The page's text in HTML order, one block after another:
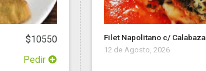
$10550
Pedir
Filet Napolitano c/ Calabaza
12 de Agosto, 2026